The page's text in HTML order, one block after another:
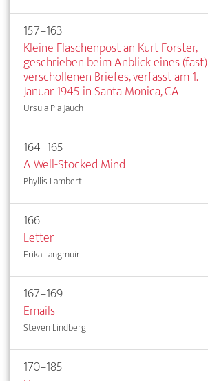
157–163
Kleine Flaschenpost an Kurt Forster,
geschrieben beim Anblick eines (fast)
verschollenen Briefes, verfasst am 1.
Januar 1945 in Santa Monica, CA
Ursula Pia Jauch
164–165
A Well-Stocked Mind
Phyllis Lambert
166
Letter
Erika Langmuir
167–169
Emails
Steven Lindberg
170–185